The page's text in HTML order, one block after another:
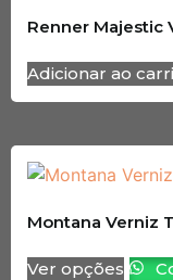
Renner Majestic
Adicionar ao
Montana Verniz
Ver opções